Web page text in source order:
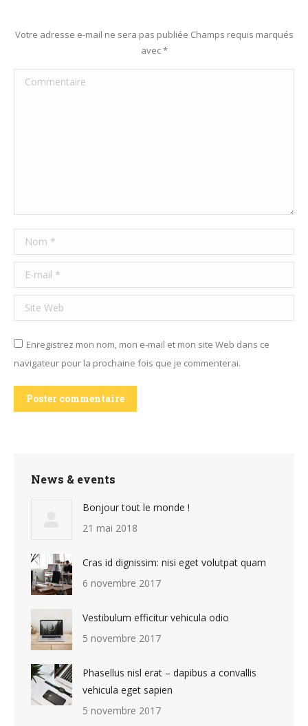
Votre adresse e-mail ne sera pas publiée Champs requis marqués
avec*
Commentaire
Nom *
E-mail *
Site Web
Enregistrez mon nom, mon e-mail et mon site Web dans ce
navigateur pour la prochaine fois que je commenterai.
Poster commentaire
News & events
Bonjour tout le monde !
21 mai 2018
Cras id dignissim: nisi eget volutpat quam
6 novembre 2017
Vestibulum efficitur vehicula odio
5 novembre 2017
Phasellus nisl erat – dapibus a convallis
vehicula eget sapien
5 novembre 2017